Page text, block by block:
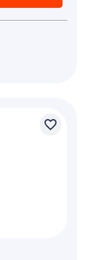
favorite_border